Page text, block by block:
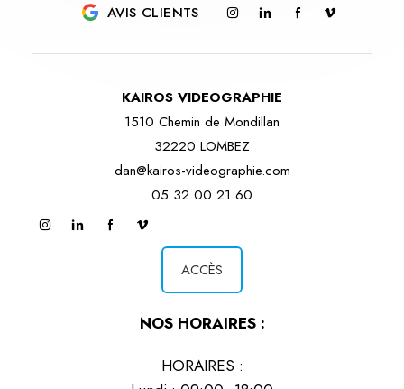
AVIS CLIENTS
KAIROS VIDEOGRAPHIE
1510 Chemin de Mondillan
32220 LOMBEZ
dan@kairos-videographie.com
05 32 00 21 60
ACCÈS
NOS HORAIRES :
HORAIRES :